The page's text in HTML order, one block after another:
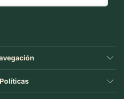
Políticas